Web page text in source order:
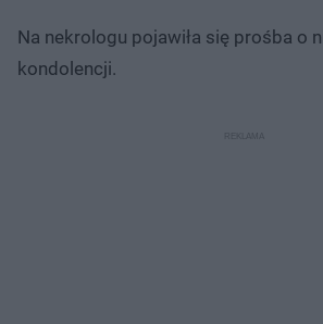
Na nekrologu pojawiła się prośba o
kondolencji.